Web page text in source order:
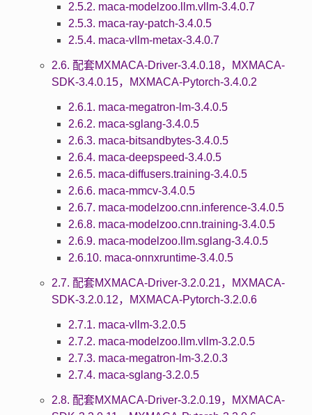
2.5.2. maca-modelzoo.llm.vllm-3.4.0.7
2.5.3. maca-ray-patch-3.4.0.5
2.5.4. maca-vllm-metax-3.4.0.7
2.6. 配套MXMACA-Driver-3.4.0.18，MXMACA-
SDK-3.4.0.15，MXMACA-Pytorch-3.4.0.2
2.6.1. maca-megatron-lm-3.4.0.5
2.6.2. maca-sglang-3.4.0.5
2.6.3. maca-bitsandbytes-3.4.0.5
2.6.4. maca-deepspeed-3.4.0.5
2.6.5. maca-diffusers.training-3.4.0.5
2.6.6. maca-mmcv-3.4.0.5
2.6.7. maca-modelzoo.cnn.inference-3.4.0.5
2.6.8. maca-modelzoo.cnn.training-3.4.0.5
2.6.9. maca-modelzoo.llm.sglang-3.4.0.5
2.6.10. maca-onnxruntime-3.4.0.5
2.7. 配套MXMACA-Driver-3.2.0.21，MXMACA-
SDK-3.2.0.12，MXMACA-Pytorch-3.2.0.6
2.7.1. maca-vllm-3.2.0.5
2.7.2. maca-modelzoo.llm.vllm-3.2.0.5
2.7.3. maca-megatron-lm-3.2.0.3
2.7.4. maca-sglang-3.2.0.5
2.8. 配套MXMACA-Driver-3.2.0.19，MXMACA-